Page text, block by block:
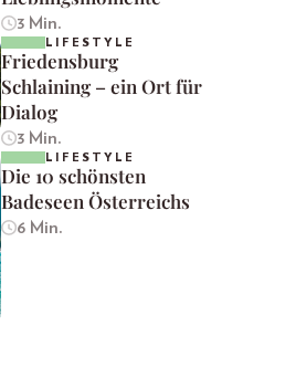
3 Min.
LIFESTYLE
Friedensburg
Schlaining – ein Ort für
Dialog
3 Min.
LIFESTYLE
Die 10 schönsten
Badeseen Österreichs
6 Min.